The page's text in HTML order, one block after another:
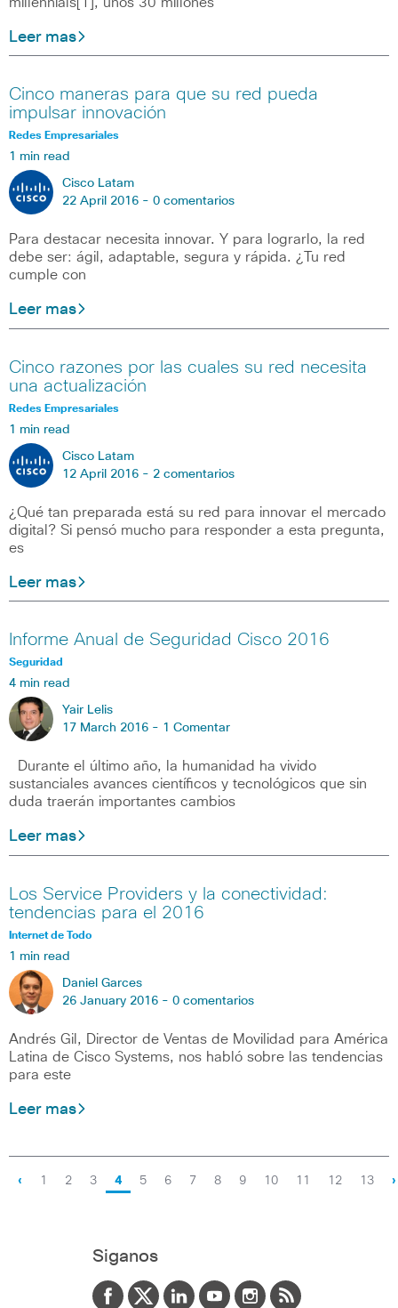
Leer mas
Cinco maneras para que su red pueda
impulsar innovación
Redes Empresariales
1 min read
Cisco Latam
22 April 2016 - 0 comentarios
Para destacar necesita innovar. Y para lograrlo, la red
debe ser: ágil, adaptable, segura y rápida. ¿Tu red
cumple con
Leer mas
Cinco razones por las cuales su red necesita
una actualización
Redes Empresariales
1 min read
Cisco Latam
12 April 2016 - 2 comentarios
¿Qué tan preparada está su red para innovar el mercado
digital? Si pensó mucho para responder a esta pregunta,
es
Leer mas
Informe Anual de Seguridad Cisco 2016
Seguridad
4 min read
Yair Lelis
17 March 2016 - 1 Comentar
Durante el último año, la humanidad ha vivido
sustanciales avances científicos y tecnológicos que sin
duda traerán importantes cambios
Leer mas
Los Service Providers y la conectividad:
tendencias para el 2016
Internet de Todo
1 min read
Daniel Garces
26 January 2016 - 0 comentarios
Andrés Gil, Director de Ventas de Movilidad para América
Latina de Cisco Systems, nos habló sobre las tendencias
para este
Leer mas
‹ 1 2 3 4 5 6 7 8 9 10 11 12 13 ›
Siganos